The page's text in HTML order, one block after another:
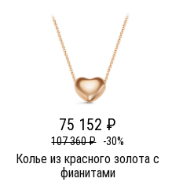
75 152 ₽
107 360 ₽ -30%
Колье из красного золота c
фианитами